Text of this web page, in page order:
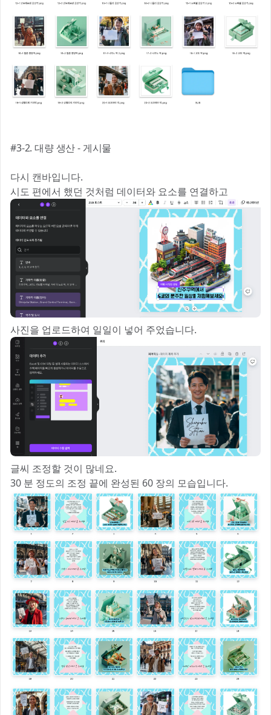
#3-2. 대량 생산 - 게시물
다시 캔바입니다.
시도 편에서 했던 것처럼 데이터와 요소를 연결하고
사진을 업로드하여 일일이 넣어 주었습니다.
글씨 조정할 것이 많네요.
30 분 정도의 조정 끝에 완성된 60 장의 모습입니다.